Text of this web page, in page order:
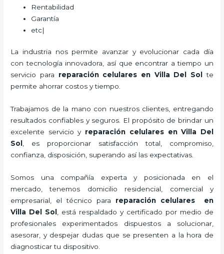
Rentabilidad
Garantía
etc|
La industria nos permite avanzar y evolucionar cada día
con tecnología innovadora, así que encontrar a tiempo un
servicio para reparación celulares en Villa Del Sol
te
permite ahorrar costos y tiempo.
Trabajamos de la mano con nuestros clientes, entregando
resultados confiables y seguros. El propósito de brindar un
excelente servicio y reparación celularesen Villa Del
Sol
, es proporcionar satisfacción total, compromiso,
confianza, disposición, superando así las expectativas.
Somos una compañía experta y posicionada en el
mercado, tenemos domicilio residencial, comercial y
empresarial, el técnico para reparación celulares en
Villa Del Sol
, está respaldado y certificado por medio de
profesionales experimentados dispuestos a solucionar,
asesorar, y despejar dudas que se presenten a la hora de
diagnosticar tu dispositivo.